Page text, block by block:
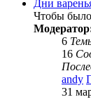
Дни
Чтобы было
6
16
andy
31